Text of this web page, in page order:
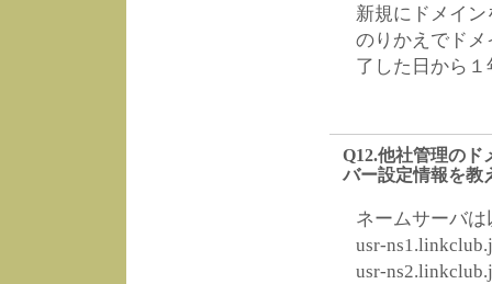
新規にドメイ
のりかえでド
了した日から
Q12.他社管理の
バー設定情報を教
ネームサーバ
usr-
usr-